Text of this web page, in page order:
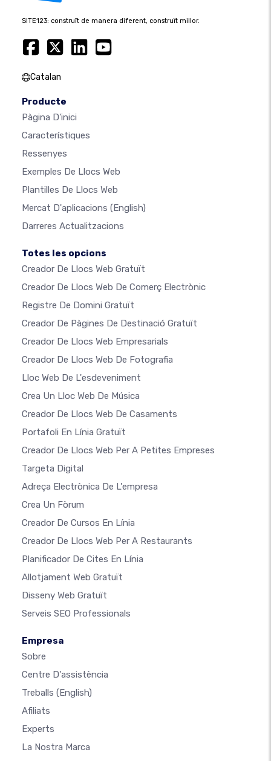
SITE123: construït de manera diferent, construït millor.
Catalan
Producte
Pàgina D'inici
Característiques
Ressenyes
Exemples De Llocs Web
Plantilles De Llocs Web
Mercat D'aplicacions (English)
Darreres Actualitzacions
Totes les opcions
Creador De Llocs Web Gratuït
Creador De Llocs Web De Comerç Electrònic
Registre De Domini Gratuït
Creador De Pàgines De Destinació Gratuït
Creador De Llocs Web Empresarials
Creador De Llocs Web De Fotografia
Lloc Web De L'esdeveniment
Crea Un Lloc Web De Música
Creador De Llocs Web De Casaments
Portafoli En Línia Gratuït
Creador De Llocs Web Per A Petites Empreses
Targeta Digital
Adreça Electrònica De L'empresa
Crea Un Fòrum
Creador De Cursos En Línia
Creador De Llocs Web Per A Restaurants
Planificador De Cites En Línia
Allotjament Web Gratuït
Disseny Web Gratuït
Serveis SEO Professionals
Empresa
Sobre
Centre D'assistència
Treballs (English)
Afiliats
Experts
La Nostra Marca